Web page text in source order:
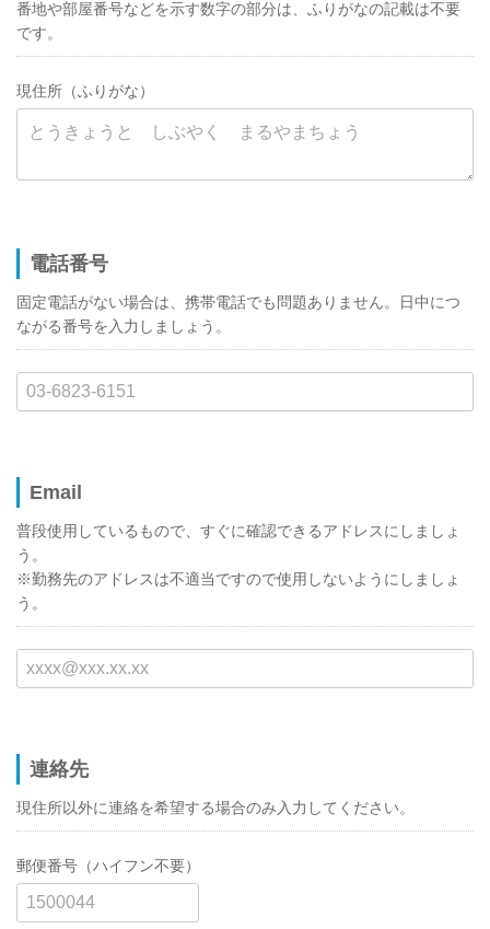
番地や部屋番号などを示す数字の部分は、ふりがなの記載は不要
です。
現住所（ふりがな）
電話番号
固定電話がない場合は、携帯電話でも問題ありません。日中につ
ながる番号を入力しましょう。
Email
普段使用しているもので、すぐに確認できるアドレスにしましょ
う。
※勤務先のアドレスは不適当ですので使用しないようにしましょ
う。
連絡先
現住所以外に連絡を希望する場合のみ入力してください。
郵便番号（ハイフン不要）